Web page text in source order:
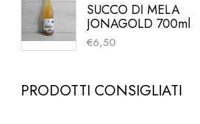
SUCCO DI MELA
JONAGOLD 700ml
€6,50
PRODOTTI CONSIGLIATI